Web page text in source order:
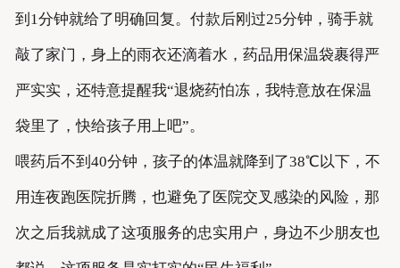
到1分钟就给了明确回复。付款后刚过25分钟，骑手就
敲了家门，身上的雨衣还滴着水，药品用保温袋裹得严
严实实，还特意提醒我“退烧药怕冻，我特意放在保温
袋里了，快给孩子用上吧”。
喂药后不到40分钟，孩子的体温就降到了38℃以下，不
用连夜跑医院折腾，也避免了医院交叉感染的风险，那
次之后我就成了这项服务的忠实用户，身边不少朋友也